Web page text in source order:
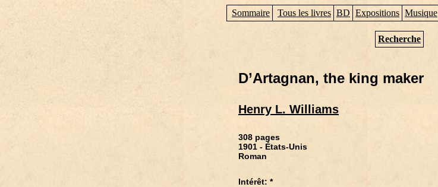
Sommaire Tous les livres BD Expositions Musique
Recherche
D’Artagnan, the king maker
Henry L. Williams
308 pages
1901 - États-Unis
Roman
Intérêt: *